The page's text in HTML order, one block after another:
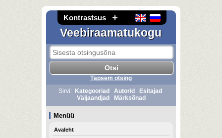
Kontrastsus
Veebiraamatukogu
Täpsem otsing
Sirvi:
Kategooriad Autorid
Esitajad
Väljaandjad
Märksõnad
Menüü
Avaleht